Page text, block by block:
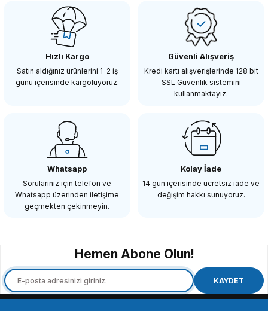
Insta360 X5 Aksiyon Kamerası - Motosiklet Kiti
Insta360 X5 + Motosiklet Paketi + 512GB
42.700,00 TL
Insta360 X5 Aksiyon Kamerası - Motosiklet Kiti Heavy
Hızlı Kargo
Satın aldığınız ürünlerini 1-2 iş
günü içerisinde kargoluyoruz.
Güvenli Alışveriş
Kredi kartı alışverişlerinde 128 bit
SSL Güvenlik sistemini
kullanmaktayız.
Whatsapp
Sorularınız için telefon ve
Whatsapp üzerinden iletişime
geçmekten çekinmeyin.
Kolay İade
14 gün içerisinde ücretsiz iade ve
değişim hakkı sunuyoruz.
Hemen Abone Olun!
KAYDET